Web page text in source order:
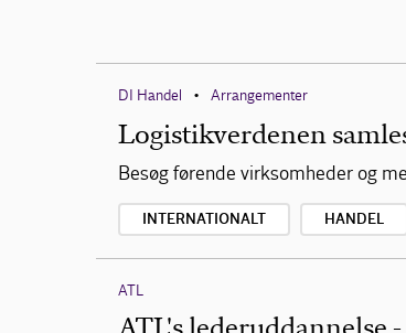
DI Handel • Arrangementer
Logistikverdenen
Besøg førende virksomheder og
INTERNATIONALT HANDEL
ATL